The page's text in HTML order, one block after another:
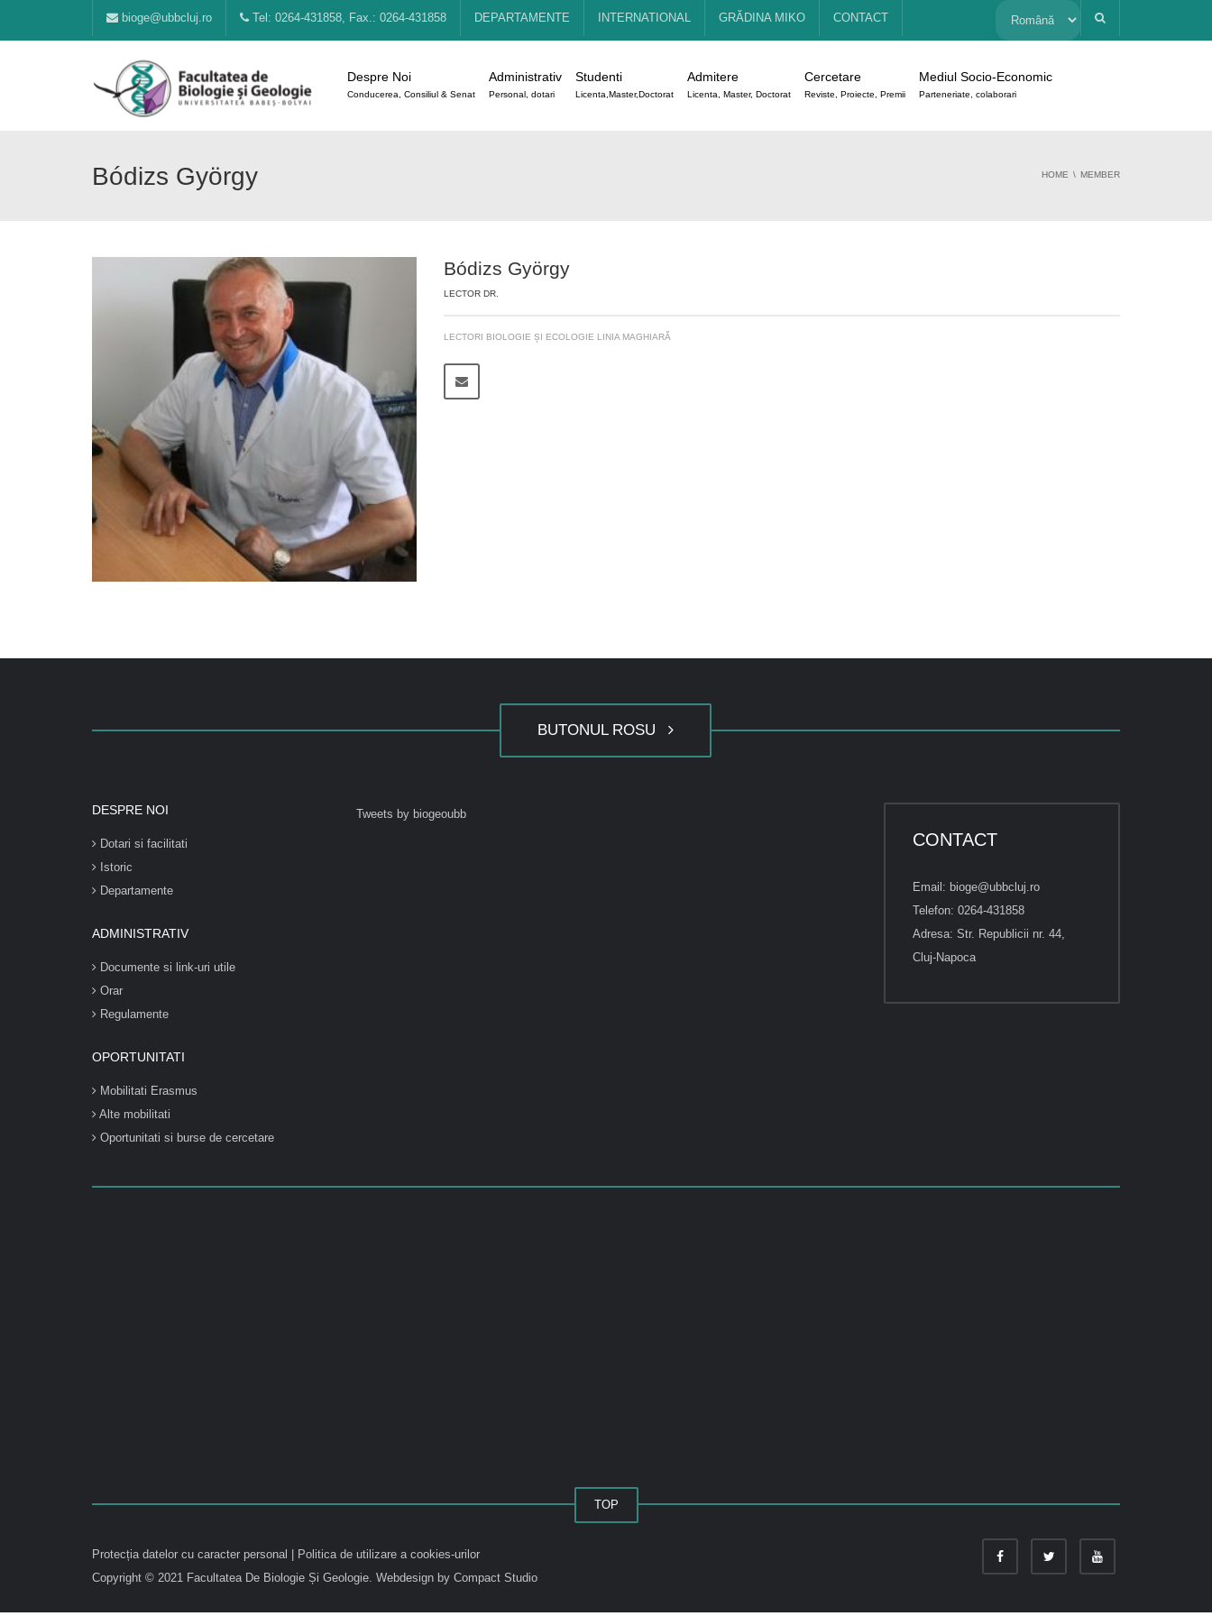
bioge@ubbcluj.ro Tel: 0264-431858, Fax.: 0264-431858 DEPARTAMENTE INTERNATIONAL GRĂDINA MIKO CONTACT Alege
limbă
Despre Noi
Conducerea, Consiliul & Senat
Administrativ
Personal, dotari
Studenti
Licenta,Master,Doctorat
Admitere
Licenta, Master, Doctorat
Cercetare
Reviste, Proiecte, Premii
Mediul Socio-Economic
Parteneriate, colaborari
Bódizs György HOME MEMBER
Bódizs György
LECTOR DR.
LECTORI BIOLOGIE ȘI ECOLOGIE LINIA MAGHIARĂ
BUTONUL ROSU
DESPRE NOI
Dotari si facilitati
Istoric
Departamente
ADMINISTRATIV
Documente si link-uri utile
Orar
Regulamente
OPORTUNITATI
Mobilitati Erasmus
Alte mobilitati
Oportunitati si burse de cercetare
Tweets by biogeoubb
CONTACT
Email: bioge@ubbcluj.ro
Telefon: 0264-431858
Adresa: Str. Republicii nr. 44,
Cluj-Napoca
TOP
Protecția datelor cu caracter personal
Politica de utilizare a cookies-urilor
Copyright © 2021 Facultatea De Biologie Și Geologie. Webdesign by Compact Studio